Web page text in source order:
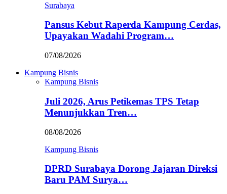
Surabaya
Pansus Kebut Raperda Kampung Cerdas,
Upayakan Wadahi Program…
07/08/2026
Kampung Bisnis
Kampung Bisnis
Juli 2026, Arus Petikemas TPS Tetap
Menunjukkan Tren…
08/08/2026
Kampung Bisnis
DPRD Surabaya Dorong Jajaran Direksi
Baru PAM Surya…